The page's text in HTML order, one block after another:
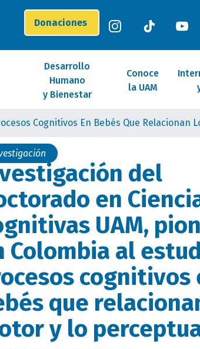
Donaciones
Desarrollo
Humano
y Bienestar
Conoce
la UAM
Cognitivos En Bebés Que Relacionan
del
en
UAM,
Colombia al
cognitivos
que
y lo